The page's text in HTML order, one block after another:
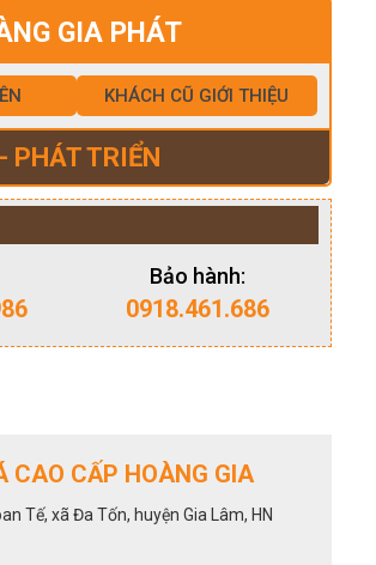
GIA PHÁT
KHÁCH CŨ GIỚI THIỆU
PHÁT TRIỂN
Bảo hành:
0918.461.686
CAO CẤP HOÀNG GIA
Tế, xã Đa Tốn, huyện Gia Lâm, HN